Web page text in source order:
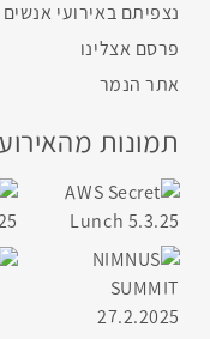
נצפיתם באירועי
פרסם אצלינו
אתר הנמר
תמונות